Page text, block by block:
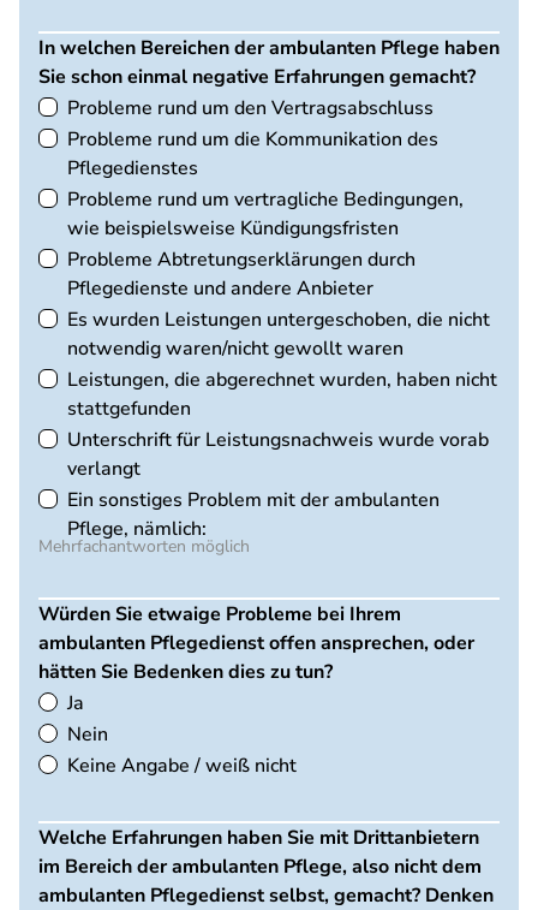
In welchen Bereichen der ambulanten Pflege haben
Sie schon einmal negative Erfahrungen gemacht?
Probleme rund um den Vertragsabschluss
Probleme rund um die Kommunikation des
Pflegedienstes
Probleme rund um vertragliche Bedingungen,
wie beispielsweise Kündigungsfristen
Probleme Abtretungserklärungen durch
Pflegedienste und andere Anbieter
Es wurden Leistungen untergeschoben, die nicht
notwendig waren/nicht gewollt waren
Leistungen, die abgerechnet wurden, haben nicht
stattgefunden
Unterschrift für Leistungsnachweis wurde vorab
verlangt
Ein sonstiges Problem mit der ambulanten
Pflege, nämlich:
Mehrfachantworten möglich
Würden Sie etwaige Probleme bei Ihrem
ambulanten Pflegedienst offen ansprechen, oder
hätten Sie Bedenken dies zu tun?
Ja
Nein
Keine Angabe / weiß nicht
Welche Erfahrungen haben Sie mit Drittanbietern
im Bereich der ambulanten Pflege, also nicht dem
ambulanten Pflegedienst selbst, gemacht? Denken